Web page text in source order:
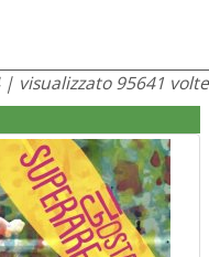
visualizzato 95641 volte